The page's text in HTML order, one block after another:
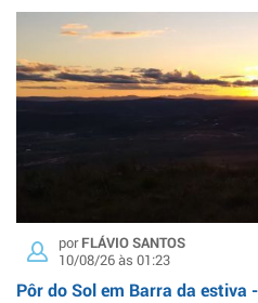
porFLÁVIO SANTOS
10/08/26 às 01:23
Pôr do Sol em Barra da estiva